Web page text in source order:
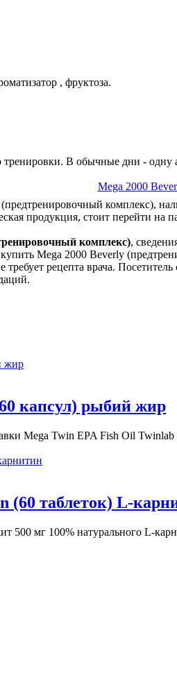
, фруктоза.
В обычные дни - одну
Mega 2000
комплекс),
продукция, стоит перейти
комплекс),
Mega 2000 Beverly
требует рецепта врача.
капсул) рыбий жир
Mega Twin EPA Fish Oil
таблеток) L-
мг 100% натурального L-